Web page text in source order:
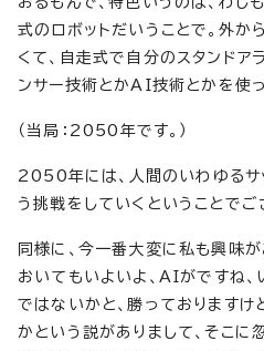
式のロボットだいうことで。外か
くて、自走式で自分のスタンドア
ンサー技術とかAI技術とかを使
（当局：2050年です。）
2050年には、人間のいわゆるサ
う挑戦をしていくということでご
同様に、今一番大変に私も興味
おいてもいよいよ、AIがですね
ではないかと、勝っておりますけ
かという説がありまして、そこに